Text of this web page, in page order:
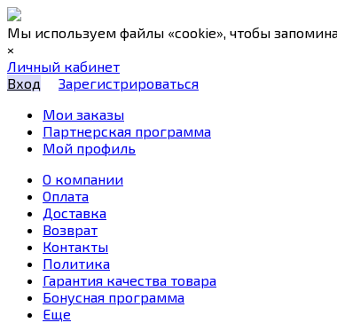
Мы используем файлы «cookie», чтобы
×
Личный кабинет
Вход
Зарегистрироваться
Мои заказы
Партнерская программа
Мой профиль
О компании
Оплата
Доставка
Возврат
Контакты
Политика
Гарантия качества товара
Бонусная программа
Еще